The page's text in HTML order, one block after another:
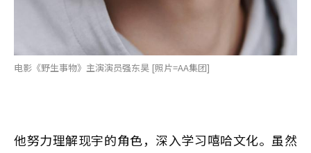
电影《野生事物》主演演员强东昊 [照片=AA集团]
他努力理解现宇的角色，深入学习嘻哈文化。虽然